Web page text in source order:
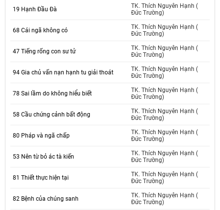
19 Hạnh Đầu Đà
TK. Thích Nguyên Hạnh (
Đức Trường)
68 Cái ngã không có
TK. Thích Nguyên Hạnh (
Đức Trường)
47 Tiếng rống con sư tử
TK. Thích Nguyên Hạnh (
Đức Trường)
94 Gia chủ vấn nạn hạnh tu giải thoát
TK. Thích Nguyên Hạnh (
Đức Trường)
78 Sai lầm do không hiểu biết
TK. Thích Nguyên Hạnh (
Đức Trường)
58 Cầu chứng cảnh bất động
TK. Thích Nguyên Hạnh (
Đức Trường)
80 Pháp và ngã chấp
TK. Thích Nguyên Hạnh (
Đức Trường)
53 Nên từ bỏ ác tà kiến
TK. Thích Nguyên Hạnh (
Đức Trường)
81 Thiết thực hiện tại
TK. Thích Nguyên Hạnh (
Đức Trường)
82 Bệnh của chúng sanh
TK. Thích Nguyên Hạnh (
Đức Trường)